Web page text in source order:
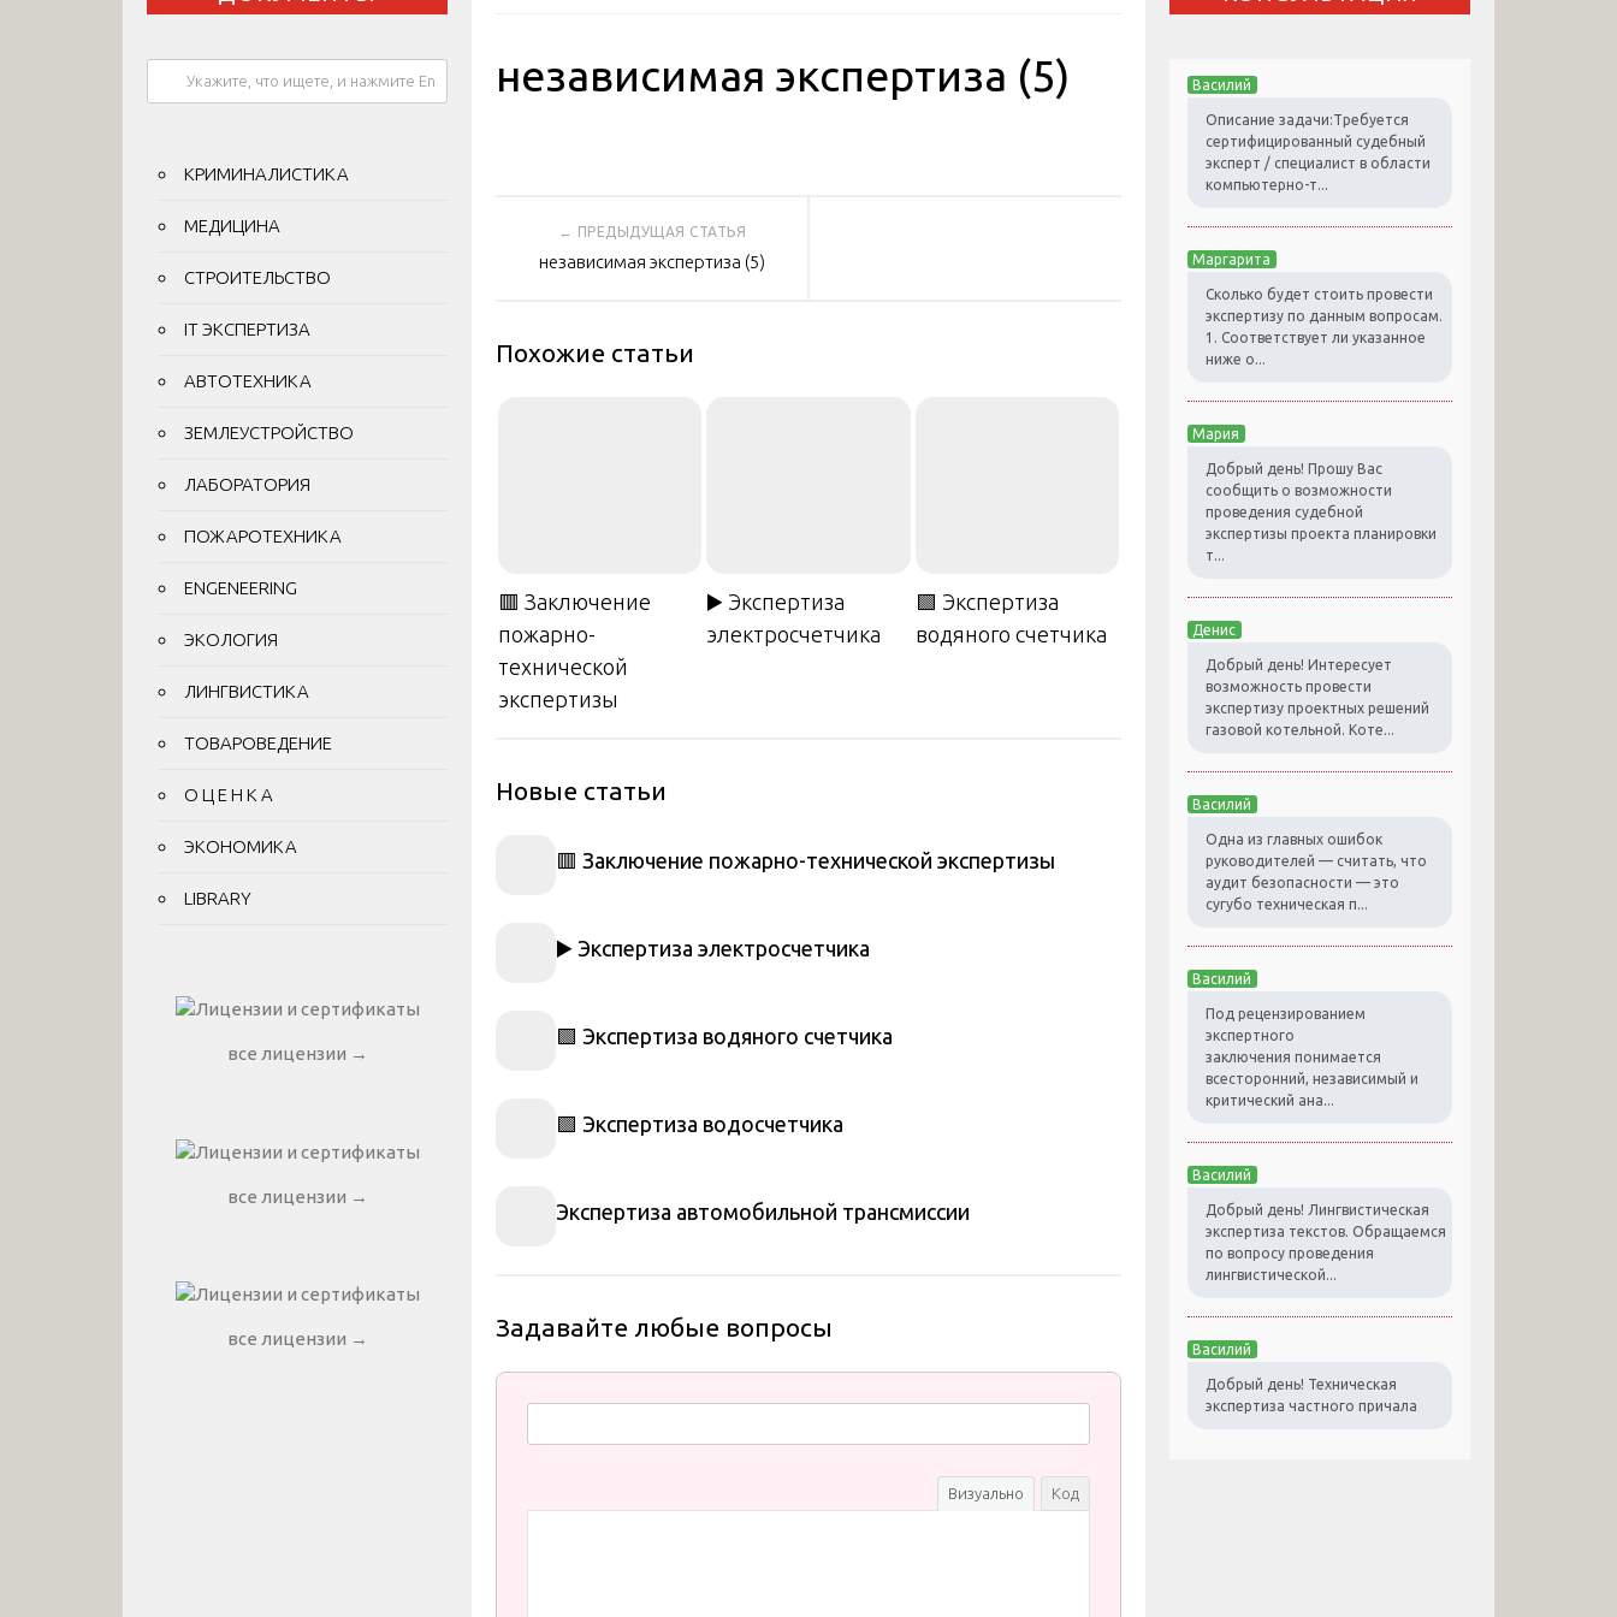
независимая экспертиза (5)
Навигация
независимая экспертиза (5)
Похожие статьи
🟥 Заключение
пожарно-
технической
экспертизы
▶️ Экспертиза
электросчетчика
🟩 Экспертиза
водяного счетчика
Новые статьи
🟥 Заключение пожарно-технической экспертизы
▶️ Экспертиза электросчетчика
🟩 Экспертиза водяного счетчика
🟩 Экспертиза водосчетчика
Экспертиза автомобильной трансмиссии
Задавайте любые вопросы
Визуально Код
КРИМИНАЛИСТИКА
МЕДИЦИНА
СТРОИТЕЛЬСТВО
IT ЭКСПЕРТИЗА
АВТОТЕХНИКА
ЗЕМЛЕУСТРОЙСТВО
ЛАБОРАТОРИЯ
ПОЖАРОТЕХНИКА
ENGENEERING
ЭКОЛОГИЯ
ЛИНГВИСТИКА
ТОВАРОВЕДЕНИЕ
О Ц Е Н К А
ЭКОНОМИКА
LIBRARY
все лицензии →
все лицензии →
все лицензии →
Василий
Описание задачи:Требуется
сертифицированный судебный
эксперт / специалист в области
компьютерно-т...
Маргарита
Сколько будет стоить провести
экспертизу по данным вопросам.
1. Соответствует ли указанное
ниже о...
Мария
Добрый день! Прошу Вас
сообщить о возможности
проведения судебной
экспертизы проекта планировки
т...
Денис
Добрый день! Интересует
возможность провести
экспертизу проектных решений
газовой котельной. Коте...
Василий
Одна из главных ошибок
руководителей — считать, что
аудит безопасности — это
сугубо техническая п...
Василий
Под рецензированием
экспертного
заключения понимается
всесторонний, независимый и
критический ана...
Василий
Добрый день! Лингвистическая
экспертиза текстов. Обращаемся
по вопросу проведения
лингвистической...
Василий
Добрый день! Техническая
экспертиза частного причала